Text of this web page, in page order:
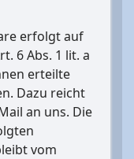
erfolgt auf
6 Abs. 1 lit. a
erteilte
Dazu reicht
an uns. Die
vom